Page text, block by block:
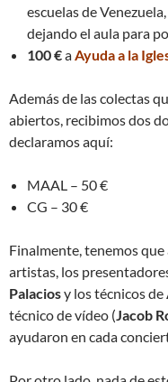
escuelas de
dejando el aula para
100 €aAyuda a la
Además de las colectas
abiertos, recibimos dos
declaramos aquí:
MAAL – 50 €
CG – 30 €
Finalmente, tenemos
artistas, los
Palaciosy los técnicos de
técnico de vídeo (Jacob
ayudaron en cada